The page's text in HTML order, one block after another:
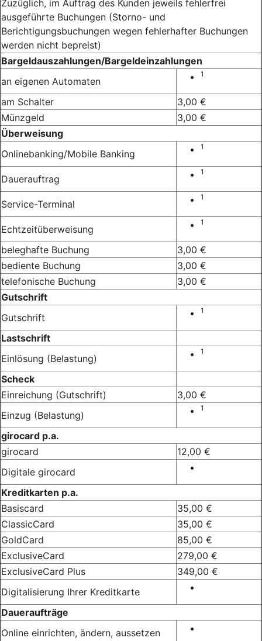
Zuzüglich, im Auftrag des Kunden jeweils fehlerfrei
ausgeführte Buchungen (Storno- und
Berichtigungsbuchungen wegen fehlerhafter Buchungen
werden nicht bepreist)
Bargeldauszahlungen/Bargeldeinzahlungen
an eigenen Automaten
1
am Schalter
3,00 €
Münzgeld
3,00 €
Überweisung
Onlinebanking/Mobile Banking
1
Dauerauftrag
1
Service-Terminal
1
Echtzeitüberweisung
1
beleghafte Buchung
3,00 €
bediente Buchung
3,00 €
telefonische Buchung
3,00 €
Gutschrift
Gutschrift
1
Lastschrift
Einlösung (Belastung)
1
Scheck
Einreichung (Gutschrift)
3,00 €
Einzug (Belastung)
1
girocard p.a.
girocard
12,00 €
Digitale girocard
Kreditkarten p.a.
Basiscard
35,00 €
ClassicCard
35,00 €
GoldCard
85,00 €
ExclusiveCard
279,00 €
ExclusiveCard Plus
349,00 €
Digitalisierung Ihrer Kreditkarte
Daueraufträge
Online einrichten, ändern, aussetzen